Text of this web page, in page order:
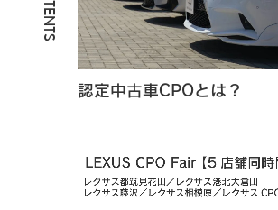
認定中古車CPOとは？